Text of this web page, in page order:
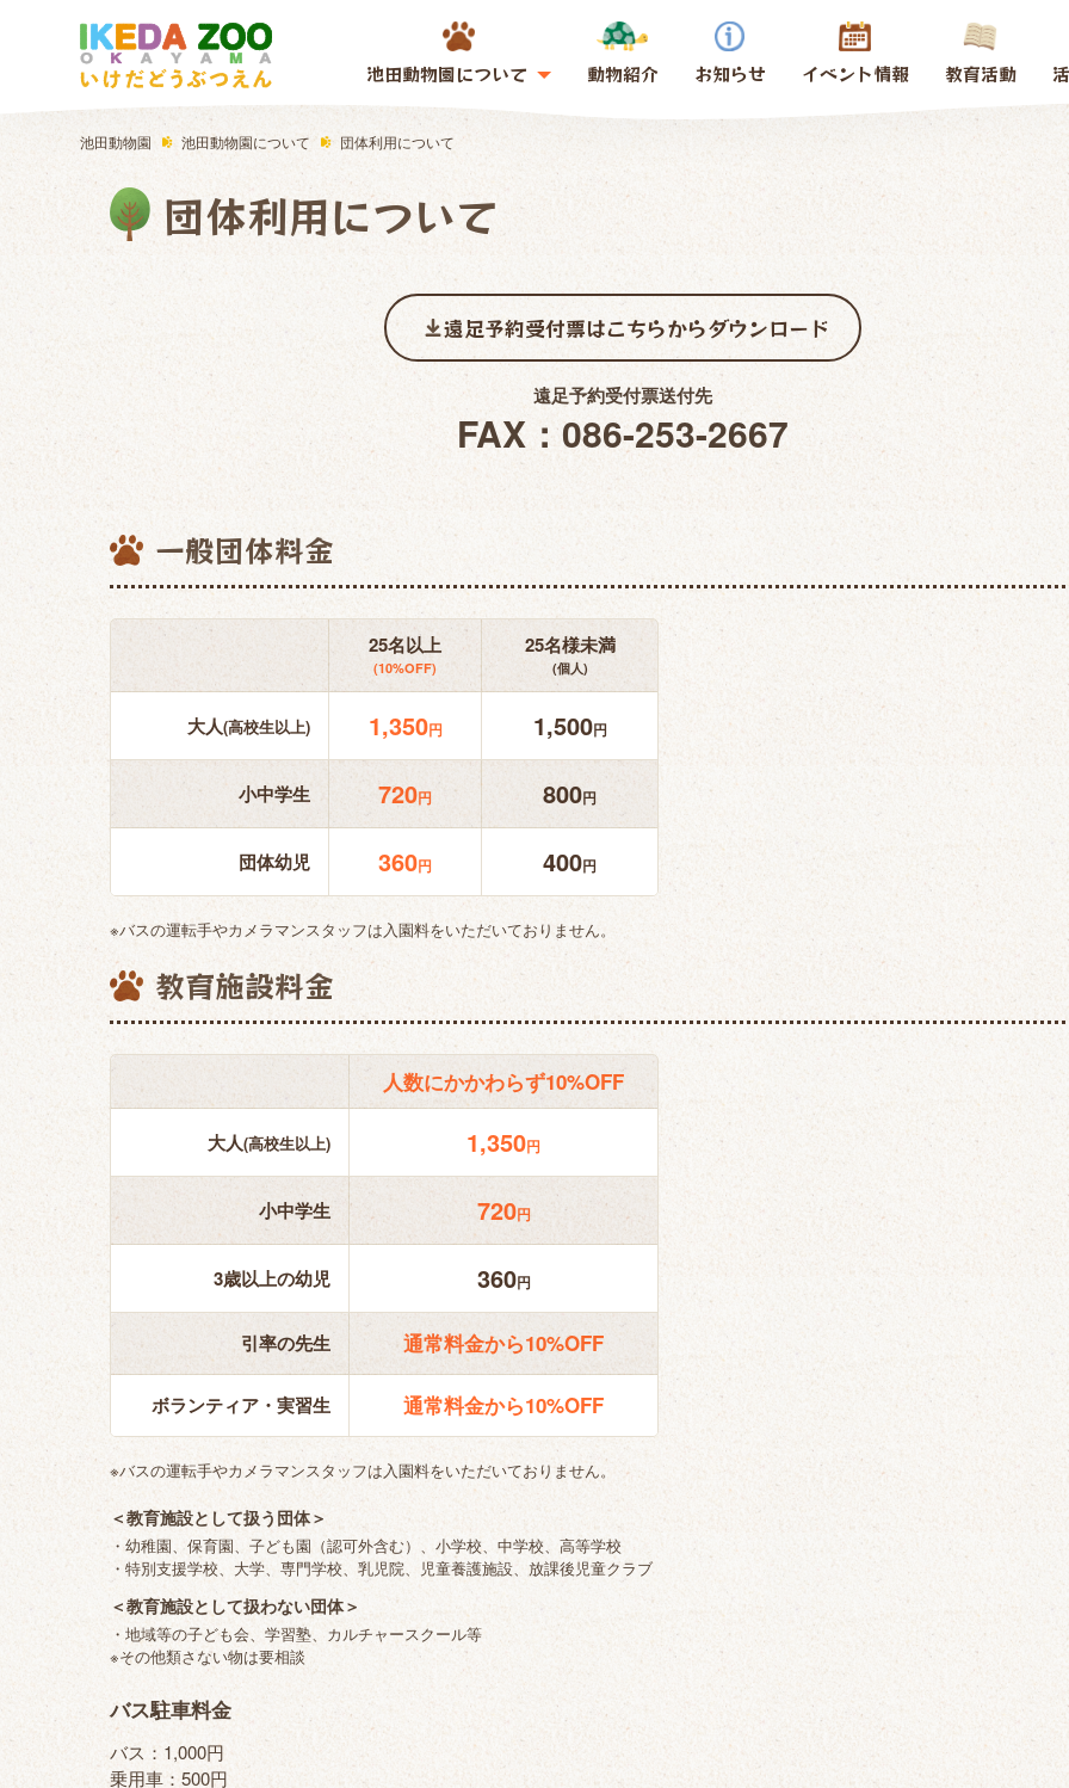
池田動物園について 動物紹介 お知らせ イベント情報 教育活動
池田動物園 池田動物園について 団体利用について
団体利用について
遠足予約受付票はこちらからダウンロード
遠足予約受付票送付先
FAX：086-253-2667
一般団体料金
25名以上
(10%OFF)
25名様未満
(個人)
大人(高校生以上) 1,350円 1,500円
小中学生 720円 800円
団体幼児 360円 400円
※バスの運転手やカメラマンスタッフは入園料をいただいておりません。
教育施設料金
人数にかかわらず10%OFF
大人(高校生以上) 1,350円
小中学生 720円
3歳以上の幼児 360円
引率の先生 通常料金から10%OFF
ボランティア・実習生 通常料金から10%OFF
※バスの運転手やカメラマンスタッフは入園料をいただいておりません。
＜教育施設として扱う団体＞
・幼稚園、保育園、子ども園（認可外含む）、小学校、中学校、高等学校
・特別支援学校、大学、専門学校、乳児院、児童養護施設、放課後児童クラブ
＜教育施設として扱わない団体＞
・地域等の子ども会、学習塾、カルチャースクール等
※その他類さない物は要相談
バス駐車料金
バス：1,000円
乗用車：500円